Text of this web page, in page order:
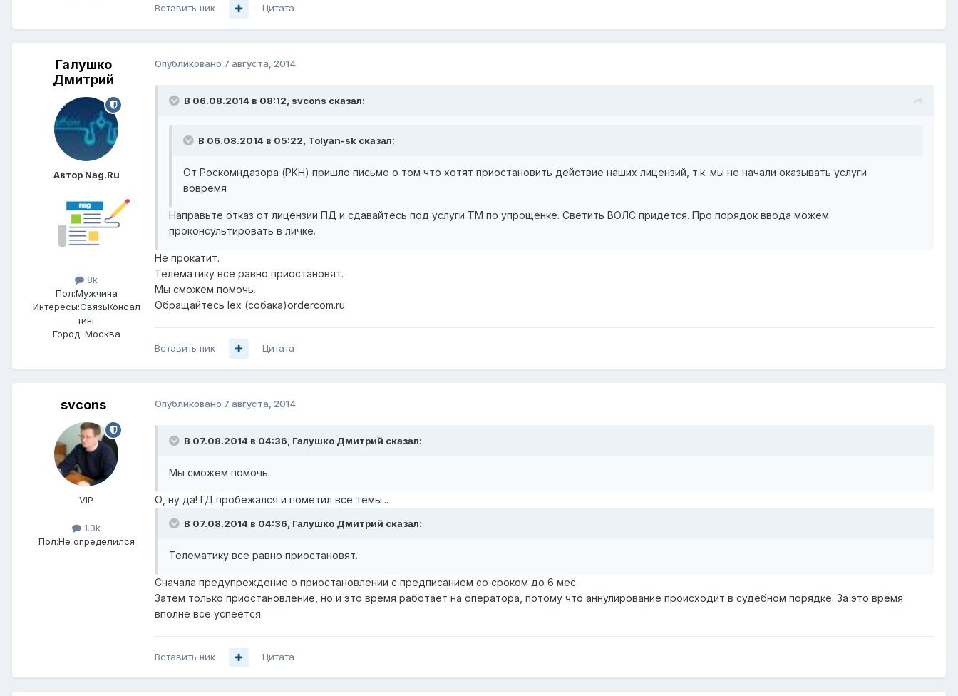
Вставить ник Цитата
Галушко
Дмитрий
Автор Nag.Ru
8k
Пол:Мужчина
Интересы:СвязьКонсал
тинг
Город: Москва
Опубликовано 7 августа, 2014
В 06.08.2014 в 08:12, svcons сказал:
В 06.08.2014 в 05:22, Tolyan-sk сказал:
От Роскомндазора (РКН) пришло письмо о том что хотят приостановить действие наших лицензий, т.к. мы не начали оказывать услуги
вовремя
Направьте отказ от лицензии ПД и сдавайтесь под услуги ТМ по упрощенке. Светить ВОЛС придется. Про порядок ввода можем
проконсультировать в личке.
Не прокатит.
Телематику все равно приостановят.
Мы сможем помочь.
Обращайтесь lex (собака)ordercom.ru
Вставить ник Цитата
svcons
VIP
1.3k
Пол:Не определился
Опубликовано 7 августа, 2014
В 07.08.2014 в 04:36, Галушко Дмитрий сказал:
Мы сможем помочь.
О, ну да! ГД пробежался и пометил все темы...
В 07.08.2014 в 04:36, Галушко Дмитрий сказал:
Телематику все равно приостановят.
Сначала предупреждение о приостановлении с предписанием со сроком до 6 мес.
Затем только приостановление, но и это время работает на оператора, потому что аннулирование происходит в судебном порядке. За это время
вполне все успеется.
Вставить ник Цитата